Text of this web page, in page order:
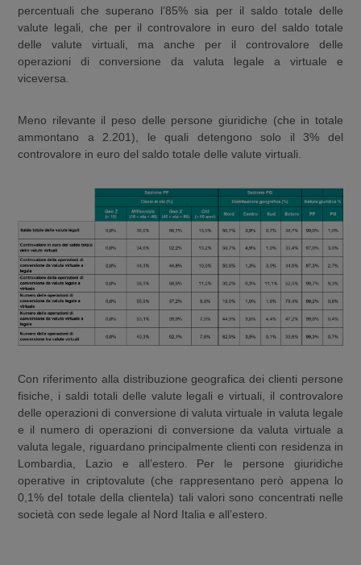
percentuali che superano l’85% sia per il saldo totale delle
valute legali, che per il controvalore in euro del saldo totale
delle valute virtuali, ma anche per il controvalore delle
operazioni di conversione da valuta legale a virtuale e
viceversa.
Meno rilevante il peso delle persone giuridiche (che in totale
ammontano a 2.201), le quali detengono solo il 3% del
controvalore in euro del saldo totale delle valute virtuali.
Con riferimento alla distribuzione geografica dei clienti persone
fisiche, i saldi totali delle valute legali e virtuali, il controvalore
delle operazioni di conversione di valuta virtuale in valuta legale
e il numero di operazioni di conversione da valuta virtuale a
valuta legale, riguardano principalmente clienti con residenza in
Lombardia, Lazio e all’estero. Per le persone giuridiche
operative in criptovalute (che rappresentano però appena lo
0,1% del totale della clientela) tali valori sono concentrati nelle
società con sede legale al Nord Italia e all’estero.